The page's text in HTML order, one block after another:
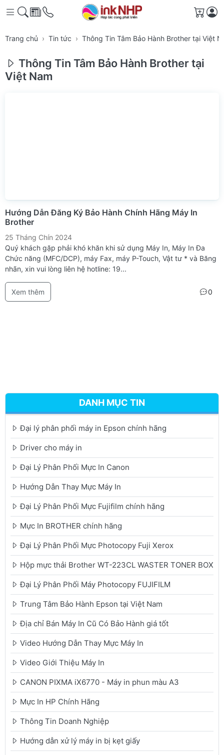
Giỏ
Trang chủ Tin tức Thông Tin Tâm Bảo Hành Brother tại Việt
Thông Tin Tâm Bảo Hành Brother tại
Việt Nam
Hướng Dẫn Đăng Ký Bảo Hành Chính Hãng Máy In
Brother
25 Tháng Chín 2024
Quý khách gặp phải khó khăn khi sử dụng Máy In, Máy In Đa
Chức năng (MFC/DCP), máy Fax, máy P-Touch, Vật tư * và Băng
nhãn, xin vui lòng liên hệ hotline: 19...
Xem thêm 0
DANH MỤC TIN
Đại lý phân phối máy in Epson chính hãng
Driver cho máy in
Đại Lý Phân Phối Mực In Canon
Hướng Dẫn Thay Mực Máy In
Đại Lý Phân Phối Mực Fujifilm chính hãng
Mực In BROTHER chính hãng
Đại Lý Phân Phối Mực Photocopy Fuji Xerox
Hộp mực thải Brother WT-223CL WASTER TONER BOX
Đại Lý Phân Phối Máy Photocopy FUJIFILM
Trung Tâm Bảo Hành Epson tại Việt Nam
Địa chỉ Bán Máy In Cũ Có Bảo Hành giá tốt
Video Hướng Dẫn Thay Mực Máy In
Video Giới Thiệu Máy In
CANON PIXMA iX6770 - Máy in phun màu A3
Mực In HP Chính Hãng
Thông Tin Doanh Nghiệp
Hướng dẫn xử lý máy in bị kẹt giấy